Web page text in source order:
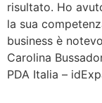
risultato. Ho
la sua
business è
Carolina
PDA Italia –